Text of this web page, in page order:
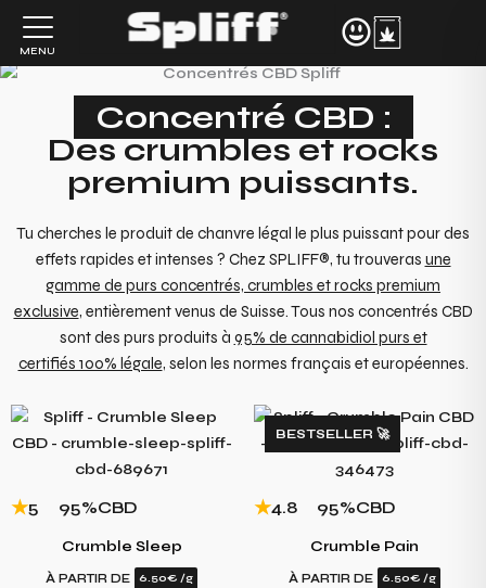
contenu
MENU
Concentré CBD :
Des crumbles et rocks
premium puissants.
Tu cherches le produit de chanvre légal le plus puissant pour des
effets rapides et intenses ? Chez SPLIFF®, tu trouveras une
gamme de purs concentrés, crumbles et rocks premium
exclusive, entièrement venus de Suisse. Tous nos concentrés CBD
sont des purs produits à 95% de cannabidiol purs et
certifiés 100% légale, selon les normes français et européennes.
5 95%CBD
Crumble Sleep
À PARTIR DE 6.50€ /g
BESTSELLER 🚀
4.8 95%CBD
Crumble Pain
À PARTIR DE 6.50€ /g